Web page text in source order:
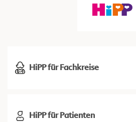
HiPP für Fachkreise
HiPP für Patienten